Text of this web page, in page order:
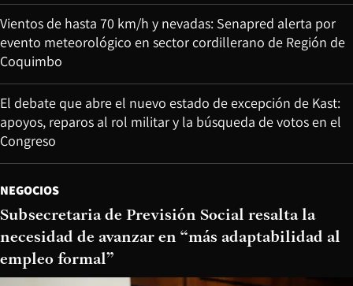
Vientos de hasta 70 km/h y nevadas: Senapred alerta por
evento meteorológico en sector cordillerano de Región de
Coquimbo
El debate que abre el nuevo estado de excepción de Kast:
apoyos, reparos al rol militar y la búsqueda de votos en el
Congreso
NEGOCIOS
Subsecretaria de Previsión Social resalta la
necesidad de avanzar en “más adaptabilidad al
empleo formal”